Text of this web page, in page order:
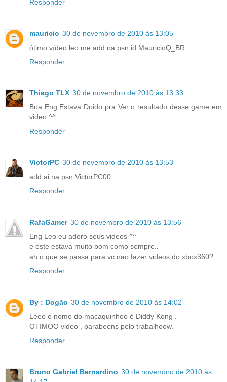
Responder
mauricio 30 de novembro de 2010 às 13:05
ótimo vídeo leo me add na psn id MauricioQ_BR.
Responder
Thiago TLX 30 de novembro de 2010 às 13:33
Boa Eng Estava Doido pra Ver o resultado desse game em
video ^^
Responder
VictorPC 30 de novembro de 2010 às 13:53
add ai na psn:VictorPC00
Responder
RafaGamer 30 de novembro de 2010 às 13:56
Eng Leo eu adoro seus videos ^^
e este estava muito bom como sempre..
ah o que se passa para vc nao fazer videos do xbox360?
Responder
By : Dogão 30 de novembro de 2010 às 14:02
Léeo o nome do macaquinhoo é Diddy Kong .
OTIMOO video , parabeens pelo trabalhoow.
Responder
Bruno Gabriel Bernardino 30 de novembro de 2010 às